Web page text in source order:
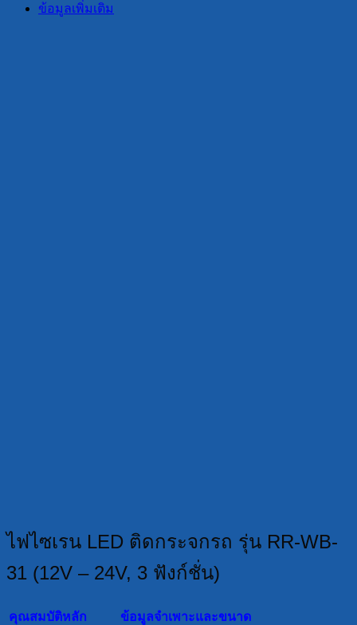
รุ่นข้อมูลเพิ่มเติม
ไฟไซเรน LED ติดกระจกรถ รุ่น RR-WB-
31 (12V – 24V, 3 ฟังก์ชั่น)
คุณสมบัติหลัก ข้อมูลจำเพาะและขนาด